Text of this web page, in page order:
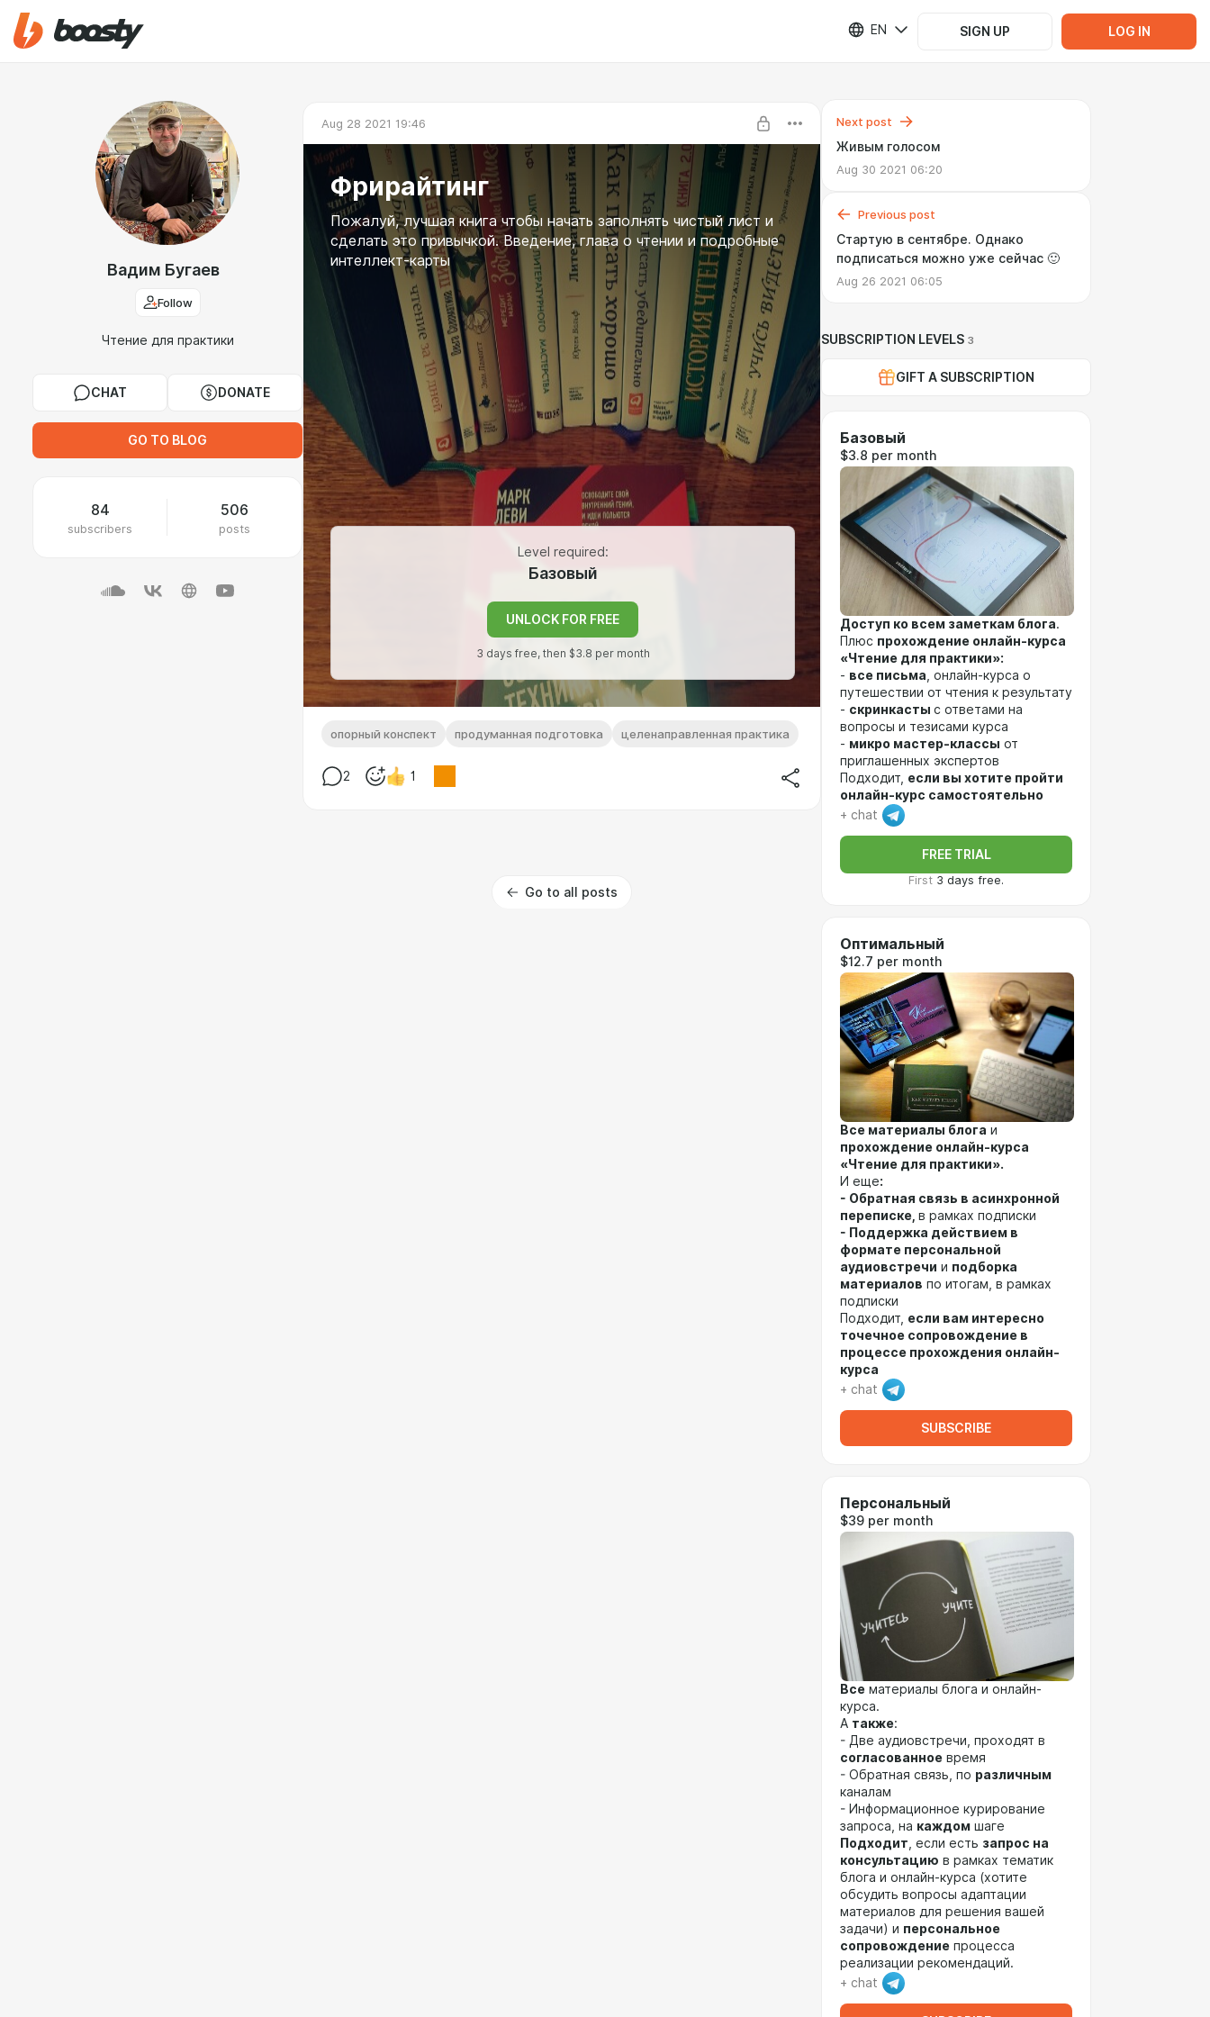
EN SIGN UP LOG IN
Вадим Бугаев
Follow
Чтение для практики
CHAT DONATE
GO TO BLOG
84
subscribers
506
posts
Aug 28 2021 19:46
Фрирайтинг
Пожалуй, лучшая книга чтобы начать заполнять чистый лист и
сделать это привычкой. Введение, глава о чтении и подробные
интеллект-карты
Level required:
Базовый
UNLOCK FOR FREE
3 days free, then $3.8 per month
опорный конспект продуманная подготовка целенаправленная практика
2 1
Go to all posts
Next post
Живым голосом
Aug 30 2021 06:20
Previous post
Стартую в сентябре. Однако
подписаться можно уже сейчас 🙂
Aug 26 2021 06:05
SUBSCRIPTION LEVELS 3
GIFT A SUBSCRIPTION
Базовый
$3.8 per month
Доступ ко всем заметкам блога.
Плюс прохождение онлайн-курса
«Чтение для практики»:
- все письма , онлайн-курса о
путешествии от чтения к результату
- скринкасты с ответами на
вопросы и тезисами курса
- микро мастер-классы от
приглашенных экспертов
Подходит, если вы хотите пройти
онлайн-курс самостоятельно
+ chat
FREE TRIAL
First 3 days free.
Оптимальный
$12.7 per month
Все материалы блога и
прохождение онлайн-курса
«Чтение для практики».
И еще:
- Обратная связь в асинхронной
переписке, в рамках подписки
- Поддержка действием в
формате персональной
аудиовстречи и подборка
материалов по итогам, в рамках
подписки
Подходит, если вам интересно
точечное сопровождение в
процессе прохождения онлайн-
курса
+ chat
SUBSCRIBE
Персональный
$39 per month
Все материалы блога и онлайн-
курса.
А также:
- Две аудиовстречи, проходят в
согласованное время
- Обратная связь, по различным
каналам
- Информационное курирование
запроса, на каждом шаге
Подходит , если есть запрос на
консультацию в рамках тематик
блога и онлайн-курса (хотите
обсудить вопросы адаптации
материалов для решения вашей
задачи) и персональное
сопровождение процесса
реализации рекомендаций.
+ chat